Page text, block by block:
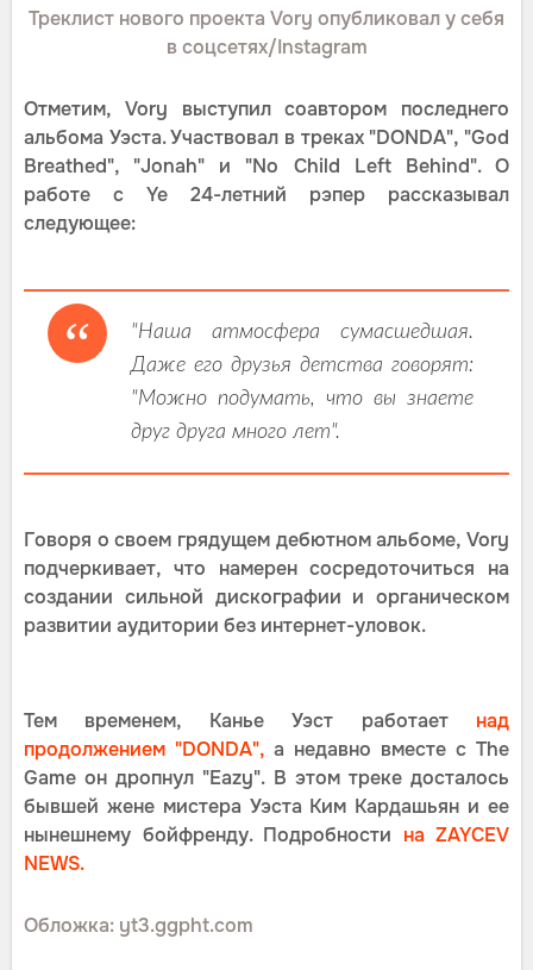
Треклист нового проекта Vory опубликовал у себя
в соцсетях/Instagram
Отметим, Vory выступил соавтором последнего
альбома Уэста. Участвовал в треках "DONDA", "God
Breathed", "Jonah" и "No Child Left Behind". О
работе с Ye 24-летний рэпер рассказывал
следующее:
"Наша атмосфера сумасшедшая.
Даже его друзья детства говорят:
"Можно подумать, что вы знаете
друг друга много лет".
Говоря о своем грядущем дебютном альбоме, Vory
подчеркивает, что намерен сосредоточиться на
создании сильной дискографии и органическом
развитии аудитории без интернет-уловок.
Тем временем, Канье Уэст работает над
продолжением "DONDA", а недавно вместе с The
Game он дропнул "Eazy". В этом треке досталось
бывшей жене мистера Уэста Ким Кардашьян и ее
нынешнему бойфренду. Подробности на ZAYCEV
NEWS.
Обложка: yt3.ggpht.com